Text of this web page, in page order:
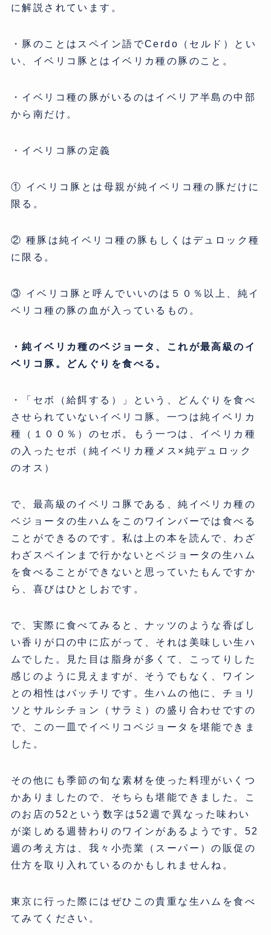
に解説されています。
・豚のことはスペイン語でCerdo（セルド）とい
い、イベリコ豚とはイベリカ種の豚のこと。
・イベリコ種の豚がいるのはイベリア半島の中部
から南だけ。
・イベリコ豚の定義
① イベリコ豚とは母親が純イベリコ種の豚だけに
限る。
② 種豚は純イベリコ種の豚もしくはデュロック種
に限る。
③ イベリコ豚と呼んでいいのは５０％以上、純イ
ベリコ種の豚の血が入っているもの。
・純イベリカ種のベジョータ、これが最高級のイ
ベリコ豚。どんぐりを食べる。
・「セボ（給餌する）」という、どんぐりを食べ
させられていないイベリコ豚。一つは純イベリカ
種（１００％）のセボ。もう一つは、イベリカ種
の入ったセボ（純イベリカ種メス×純デュロック
のオス）
で、最高級のイベリコ豚である、純イベリカ種の
ベジョータの生ハムをこのワインバーでは食べる
ことができるのです。私は上の本を読んで、わざ
わざスペインまで行かないとベジョータの生ハム
を食べることができないと思っていたもんですか
ら、喜びはひとしおです。
で、実際に食べてみると、ナッツのような香ばし
い香りが口の中に広がって、それは美味しい生ハ
ムでした。見た目は脂身が多くて、こってりした
感じのように見えますが、そうでもなく、ワイン
との相性はバッチリです。生ハムの他に、チョリ
ソとサルシチョン（サラミ）の盛り合わせですの
で、この一皿でイベリコベジョータを堪能できま
した。
その他にも季節の旬な素材を使った料理がいくつ
かありましたので、そちらも堪能できました。こ
のお店の52という数字は52週で異なった味わい
が楽しめる週替わりのワインがあるようです。52
週の考え方は、我々小売業（スーパー）の販促の
仕方を取り入れているのかもしれませんね。
東京に行った際にはぜひこの貴重な生ハムを食べ
てみてください。